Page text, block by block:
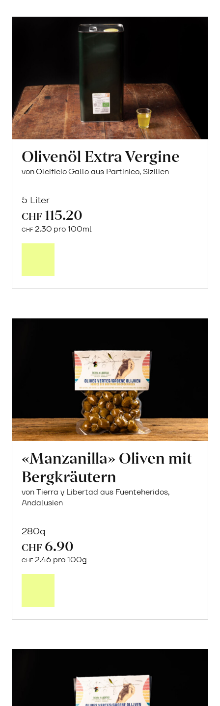
Olivenöl Extra Vergine
von Oleificio Gallo aus Partinico, Sizilien
5 Liter
CHF 115.20
CHF 2.30 pro 100ml
«Manzanilla» Oliven mit
Bergkräutern
von Tierra y Libertad aus Fuenteheridos,
Andalusien
280g
CHF 6.90
CHF 2.46 pro 100g